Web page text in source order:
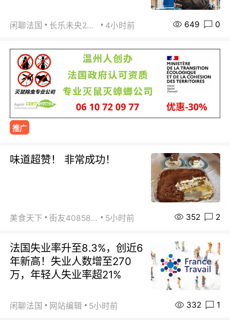
闲聊法国 长乐未央2015 4小时前 649 0
推广
味道超赞！ 非常成功！
美食天下 街友40858442 5小时前 352 2
法国失业率升至8.3%，创近6
年新高！失业人数增至270
万，年轻人失业率超21%
闲聊法国 网站编辑 5小时前 332 1